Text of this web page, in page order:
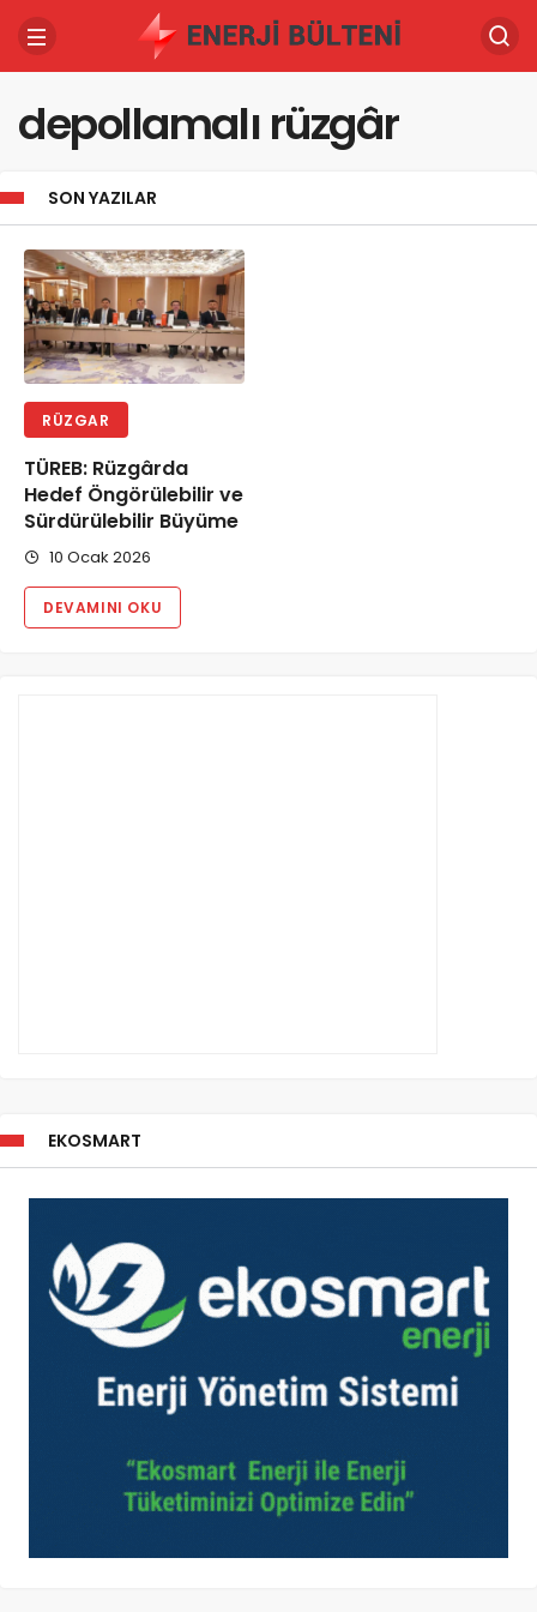
depollamalı rüzgâr
SON YAZILAR
RÜZGAR
TÜREB: Rüzgârda
Hedef Öngörülebilir ve
Sürdürülebilir Büyüme
10 Ocak 2026
DEVAMINI OKU
EKOSMART